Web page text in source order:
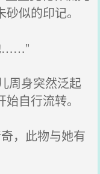
似的印记。
……”
周身突然泛起
自行流转。
，此物与她有